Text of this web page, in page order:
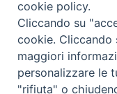
Informativa
COPYRIGHT
cookie policy.
Cliccando su
cookie. Cliccando
maggiori
personalizzare le
"rifiuta" o